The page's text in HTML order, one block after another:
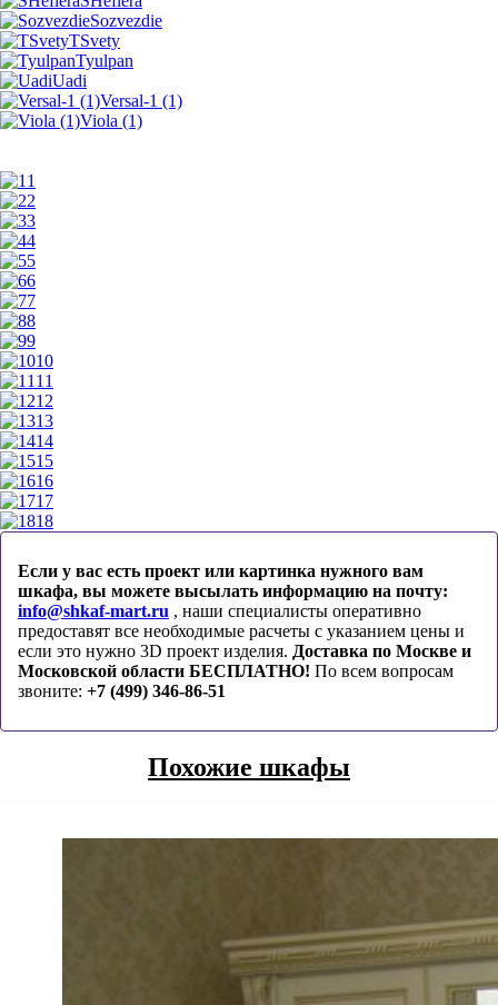
Sozvezdie
TSvety
Tyulpan
Uadi
Versal-1 (1)
Viola (1)
1
2
3
4
5
6
7
8
9
10
11
12
13
14
15
16
17
18
Если у вас есть проект или картинка нужного вам
шкафа, вы можете высылать информацию на почту:
info@shkaf-mart.ru , наши специалисты оперативно
предоставят все необходимые расчеты с указанием цены и
если это нужно 3D проект изделия. Доставка по Москве и
Московской области БЕСПЛАТНО! По всем вопросам
звоните: +7 (499) 346-86-51
Похожие шкафы